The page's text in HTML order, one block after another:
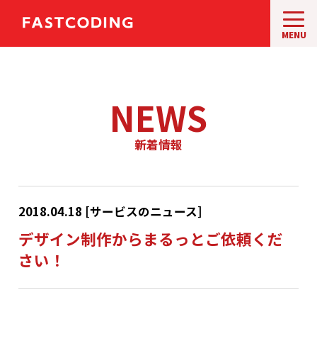
MENU
NEWS
新着情報
2018.04.18 [サービスのニュース]
デザイン制作からまるっとご依頼くだ
さい！